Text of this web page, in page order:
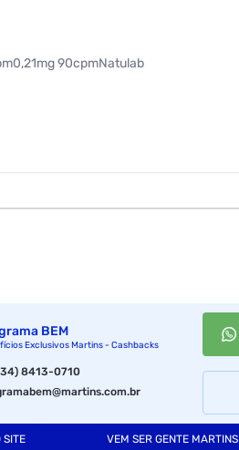
90cpmNatulab
BEM
Exclusivos Martins - Cashbacks
8413-0710
SITE VEM SER GENTE MARTINS